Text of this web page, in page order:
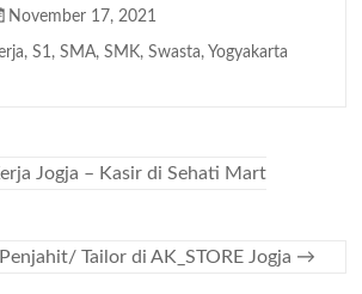
November 17, 2021
,S1,SMA,SMK,Swasta, Yogyakarta
Jogja – Kasir di Sehati Mart
Tailor di AK_STORE Jogja →